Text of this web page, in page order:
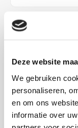
Deze website
We gebruiken
personaliseren,
en om ons
informatie over
€6,55
Dekkracht: